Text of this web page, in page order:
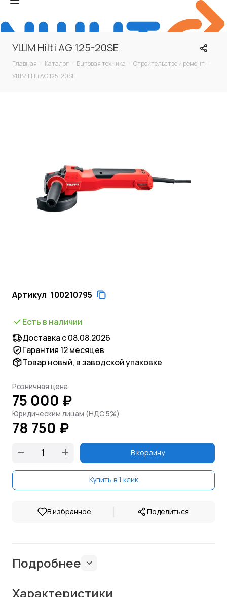
УШМ Hilti AG 125-20SE
Главная - Каталог - Бытовая техника - Строительство и ремонт -
УШМ Hilti AG 125-20SE
Артикул 100210795
Есть в наличии
Доставка с 08.08.2026
Гарантия 12 месяцев
Товар новый, в заводской упаковке
Розничная цена
75 000 ₽
Юридическим лицам (НДС 5%)
78 750 ₽
В корзину
Купить в 1 клик
В избранное | Поделиться
Подробнее
Характеристики